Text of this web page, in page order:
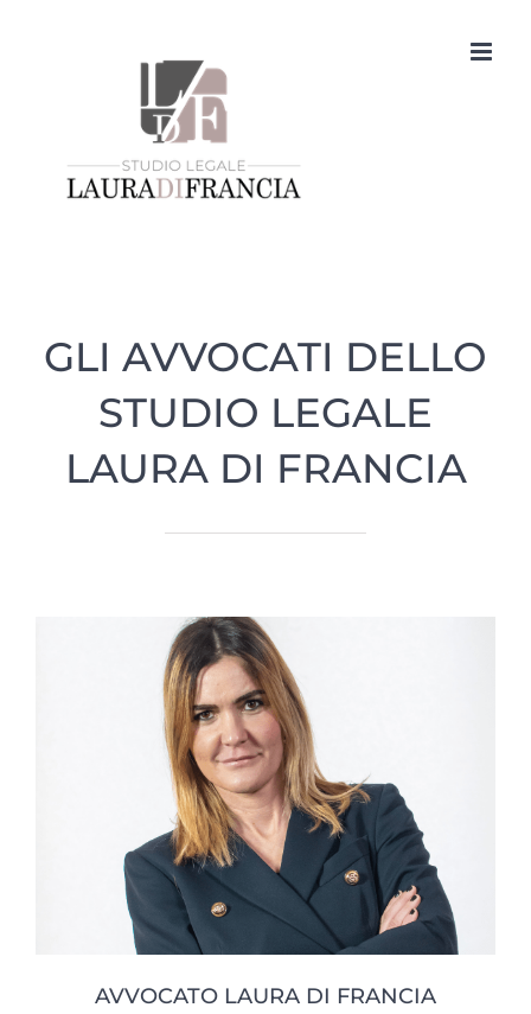
GLI AVVOCATI DELLO
STUDIO LEGALE
LAURA DI FRANCIA
AVVOCATO LAURA DI FRANCIA